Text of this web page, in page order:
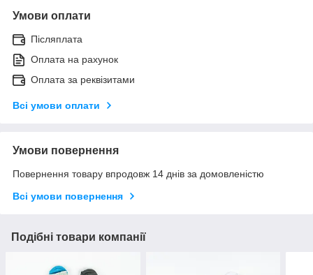
Умови оплати
Післяплата
Оплата на рахунок
Оплата за реквізитами
Всі умови оплати
Умови повернення
Повернення товару впродовж 14 днів за домовленістю
Всі умови повернення
Подібні товари компанії